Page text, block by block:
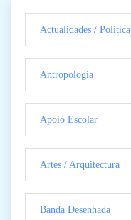
Actualidades / Politica
Antropologia
Apoio Escolar
Artes / Arquitectura
Banda Desenhada